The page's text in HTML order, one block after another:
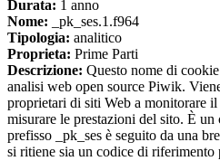
Durata: 1 anno
Nome: _pk_ses.1.f964
Tipologia: analitico
Proprieta: Prime Parti
Descrizione: Questo nome di
analisi web open source Piwik.
proprietari di siti Web a monitorare
misurare le prestazioni del sito. È
prefisso _pk_ses è seguito da una
si ritiene sia un codice di